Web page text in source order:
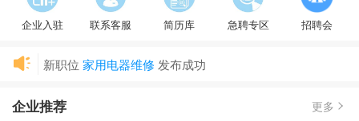
企业入驻 联系客服 简历库 急聘专区 招聘会
新职位 家用电器维修 发布成功
新职位
企业推荐 更多